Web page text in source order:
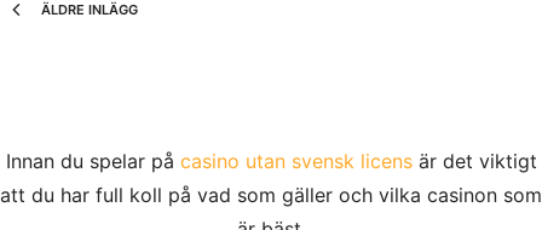
ÄLDRE INLÄGG
Innan du spelar på casino utan svensk licensär det viktigt
att du har full koll på vad som gäller och vilka casinon som